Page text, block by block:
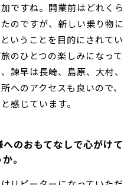
ですね。開業前はどれくら
のですが、新しい乗り物に
いうことを目的にされてい
のひとつの楽しみになって
諫早は長崎、島原、大村、
へのアクセスも良いので、
感じています。
のおもてなしで心がけて
。